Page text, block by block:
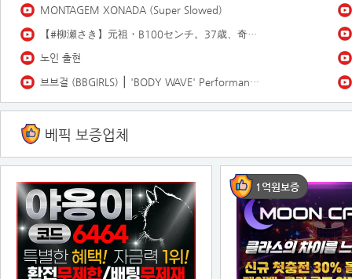
MONTAGEM XONADA (Super Slowed)
【#柳瀬さき】元祖・B100センチ。37歳、奇跡の美貌。――デジタル写真集『あこがれ』好評発売中！ Saki Yanase
노인 출현
브브걸 (BBGIRLS) ⎮ 'BODY WAVE' Performance Video
베픽 보증업체
1억원보증